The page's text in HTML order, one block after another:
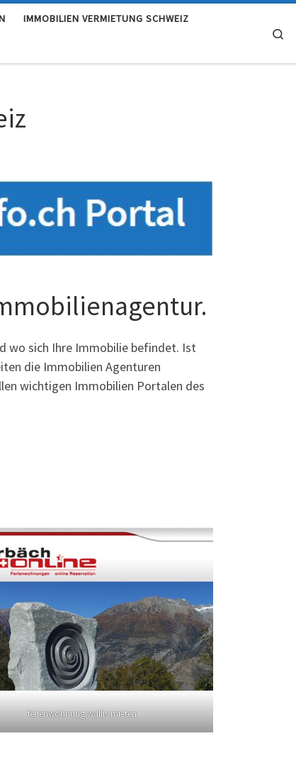
IMMOBILIEN VERMIETUNG SCHWEIZ
wo sich Ihre Immobilie befindet. Ist
die Immobilien Agenturen
wichtigen Immobilien Portalen des
ferienwohnung wallis mieten